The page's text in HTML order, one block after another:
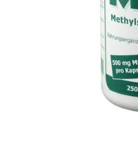
Körperpflege & Kosmetik